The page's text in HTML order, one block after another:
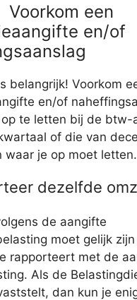
een
en/of
belangrijk! Voorkom
en/of
te letten bij de btw-
of die van
waar je op moet letten.
dezelfde
de aangifte
moet gelijk
rapporteert met de
Als de
dan kun je